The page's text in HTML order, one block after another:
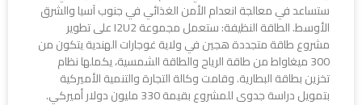
ستساعد في معالجة انعدام الأمن الغذائي في جنوب آسيا والشرق
الأوسط. الطاقة النظيفة: ستعمل مجموعة I2U2 على تطوير
مشروع طاقة متجددة هجين في ولاية غوجارات الهندية يتكون من
300 ميغاواط من طاقة الرياح والطاقة الشمسية، يكملها نظام
تخزين بطاقة البطارية. وقامت وكالة التجارة والتنمية الأميركية
بتمويل دراسة جدوى للمشروع بقيمة 330 مليون دولار أميركي.